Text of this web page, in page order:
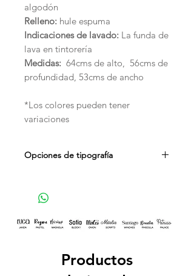
algodón
Relleno: hule espuma
Indicaciones de lavado: La funda de
lava en tintorería
Medidas: 64cms de alto, 56cms de
profundidad, 53cms de ancho
*Los colores pueden tener
variaciones
Opciones de tipografía
Productos